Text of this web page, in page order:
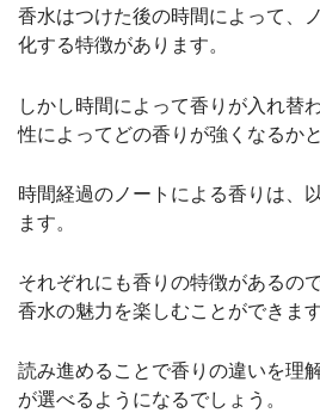
香水はつけた後の時間によって、
化する特徴があります。
しかし時間によって香りが入れ替
性によってどの香りが強くなるか
時間経過のノートによる香りは、
ます。
それぞれにも香りの特徴があるの
香水の魅力を楽しむことができます
読み進めることで香りの違いを理
が選べるようになるでしょう。